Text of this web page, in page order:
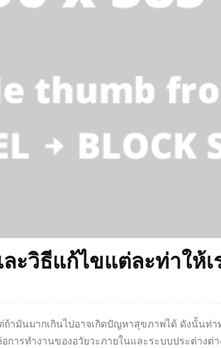
ะวิธีแก้ไขแต่ละท่าให้
มันมากเกินไปอาจเกิดปัญหาสุขภาพได้ ดังนั้นท่า
ารทำงานของอวัยวะภายในและระบบประต่างต่า